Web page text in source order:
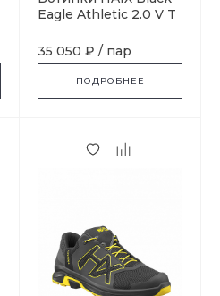
Eagle Athletic 2.0 V T
35 050 ₽ / пар
ПОДРОБНЕЕ